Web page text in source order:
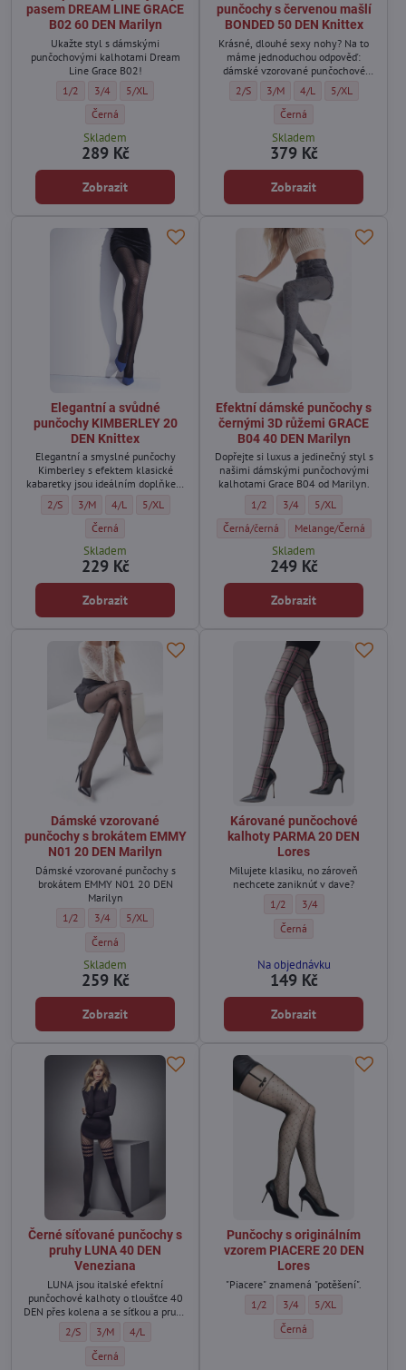
pasem DREAM LINE GRACE
B02 60 DEN Marilyn
Ukažte styl s dámskými
punčochovými kalhotami Dream
Line Grace B02!
Hrubé punčochy s krajkovým pasem DREAM LINE GRACE B02 60 DEN
1/2 Hrubé punčochy s krajkovým pasem DREAM LINE GRACE B02 60
3/4 Hrubé punčochy s krajkovým pasem DREAM LINE GRACE
5/XL
Hrubé punčochy s krajkovým pasem DREAM LINE GRACE B02 60
Černá
Skladem
289 Kč
Zobrazit
punčochy s červenou mašlí
BONDED 50 DEN Knittex
Krásné, dlouhé sexy nohy? Na to
máme jednoduchou odpověď:
dámské vzorované punčochové
způsobem imitují dlouhé kozačky se
zavazováním vzadu s červenou
Dámské vzorované punčochy s
2/S Dámské vzorované punčochy
3/M Dámské vzorované
4/L Dámské
5/XL
Dámské vzorované
Černá
Skladem
379 Kč
Zobrazit
Elegantní a svůdné
punčochy KIMBERLEY 20
DEN Knittex
Elegantní a smyslné punčochy
Kimberley s efektem klasické
kabaretky jsou ideálním doplňkem
Nadčasový vzhled síťky přitahuje
pozornost a přidává odvážný šmrnc.
Elegantní a svůdné punčochy KIMBERLEY 20 DEN Knittex - Velikost:
2/S Elegantní a svůdné punčochy KIMBERLEY 20 DEN Knittex - Velikost:
3/M Elegantní a svůdné punčochy KIMBERLEY 20 DEN Knittex -
4/L Elegantní a svůdné punčochy KIMBERLEY 20 DEN
5/XL
Elegantní a svůdné punčochy KIMBERLEY 20 DEN Knittex - Barva:
Černá
Skladem
229 Kč
Zobrazit
Efektní dámské punčochy s
černými 3D růžemi GRACE
B04 40 DEN Marilyn
Dopřejte si luxus a jedinečný styl s
našimi dámskými punčochovými
kalhotami Grace B04 od Marilyn.
Efektní dámské punčochy s
1/2 Efektní dámské punčochy
3/4 Efektní dámské
5/XL
Efektní dámské punčochy s černými 3D
Černá/černá Efektní dámské
Melange/Černá
Skladem
249 Kč
Zobrazit
Dámské vzorované
punčochy s brokátem EMMY
N01 20 DEN Marilyn
Dámské vzorované punčochy s
brokátem EMMY N01 20 DEN
Marilyn
Dámské vzorované punčochy s brokátem EMMY N01 20 DEN Marilyn -
1/2 Dámské vzorované punčochy s brokátem EMMY N01 20 DEN
3/4 Dámské vzorované punčochy s brokátem EMMY N01 20
5/XL
Dámské vzorované punčochy s brokátem EMMY N01 20 DEN
Černá
Skladem
259 Kč
Zobrazit
Kárované punčochové
kalhoty PARMA 20 DEN
Lores
Milujete klasiku, no zároveň
nechcete zaniknúť v dave?
Kárované punčochové
1/2 Kárované punčochové
3/4
Kárované punčochové
Černá
Na objednávku
149 Kč
Zobrazit
Černé síťované punčochy s
pruhy LUNA 40 DEN
Veneziana
LUNA jsou italské efektní
punčochové kalhoty o tloušťce 40
DEN přes kolena a se síťkou a pruhy
Černé síťované punčochy s pruhy LUNA 40 DEN Veneziana - Velikost:
2/S Černé síťované punčochy s pruhy LUNA 40 DEN Veneziana -
3/M Černé síťované punčochy s pruhy LUNA 40 DEN Veneziana -
4/L
Černé síťované punčochy s pruhy LUNA 40 DEN Veneziana - Barva:
Černá
Punčochy s originálním
vzorem PIACERE 20 DEN
Lores
"Piacere" znamená "potěšení".
Punčochy s originálním vzorem
1/2 Punčochy s originálním
3/4 Punčochy s
5/XL
Punčochy s originálním
Černá